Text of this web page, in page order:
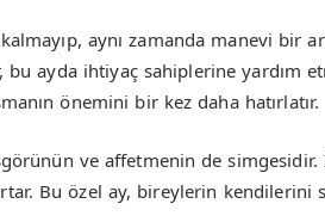
aynı zamanda manevi bir
bu ayda ihtiyaç sahiplerine yardım
önemini bir kez daha hatırlatır.
ve affetmenin de
Bu özel ay, bireylerin kendilerini